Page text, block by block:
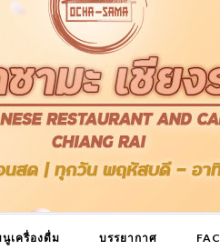
นูเครื่องดื่ม บรรยากาศ